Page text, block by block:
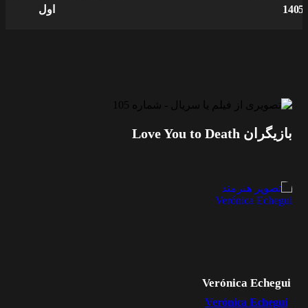
1405
اول
بازیگران Love You to Death
Verónica Echegui
Verónica Echegui